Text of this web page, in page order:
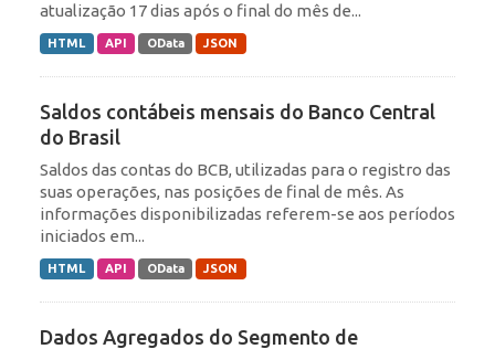
atualização 17 dias após o final do mês de...
HTML API OData JSON
Saldos contábeis mensais do Banco Central
do Brasil
Saldos das contas do BCB, utilizadas para o registro das
suas operações, nas posições de final de mês. As
informações disponibilizadas referem-se aos períodos
iniciados em...
HTML API OData JSON
Dados Agregados do Segmento de